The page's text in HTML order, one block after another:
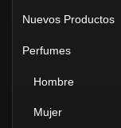
Nuevos Productos
Perfumes
Hombre
Mujer